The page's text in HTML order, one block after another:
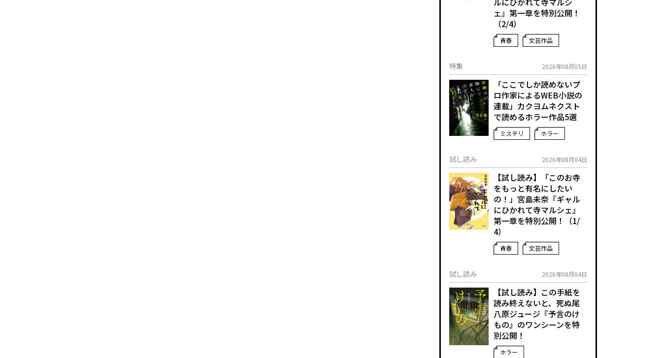
ェ』第一章を特別公開！
（2/4）
青春 文芸作品
特集 2026年08月05日
「ここでしか読めないプ
ロ作家によるWEB小説の
連載」――カクヨムネクスト
で読めるホラー作品5選
ミステリ ホラー
試し読み 2026年08月04日
【試し読み】「このお寺
をもっと有名にしたい
の！」宮島未奈『ギャル
にひかれて寺マルシェ』
第一章を特別公開！（1/
4）
青春 文芸作品
試し読み 2026年08月04日
【試し読み】この手紙を
読み終えないと、死ぬ――尾
八原ジュージ『予言のけ
もの』のワンシーンを特
別公開！
ホラー